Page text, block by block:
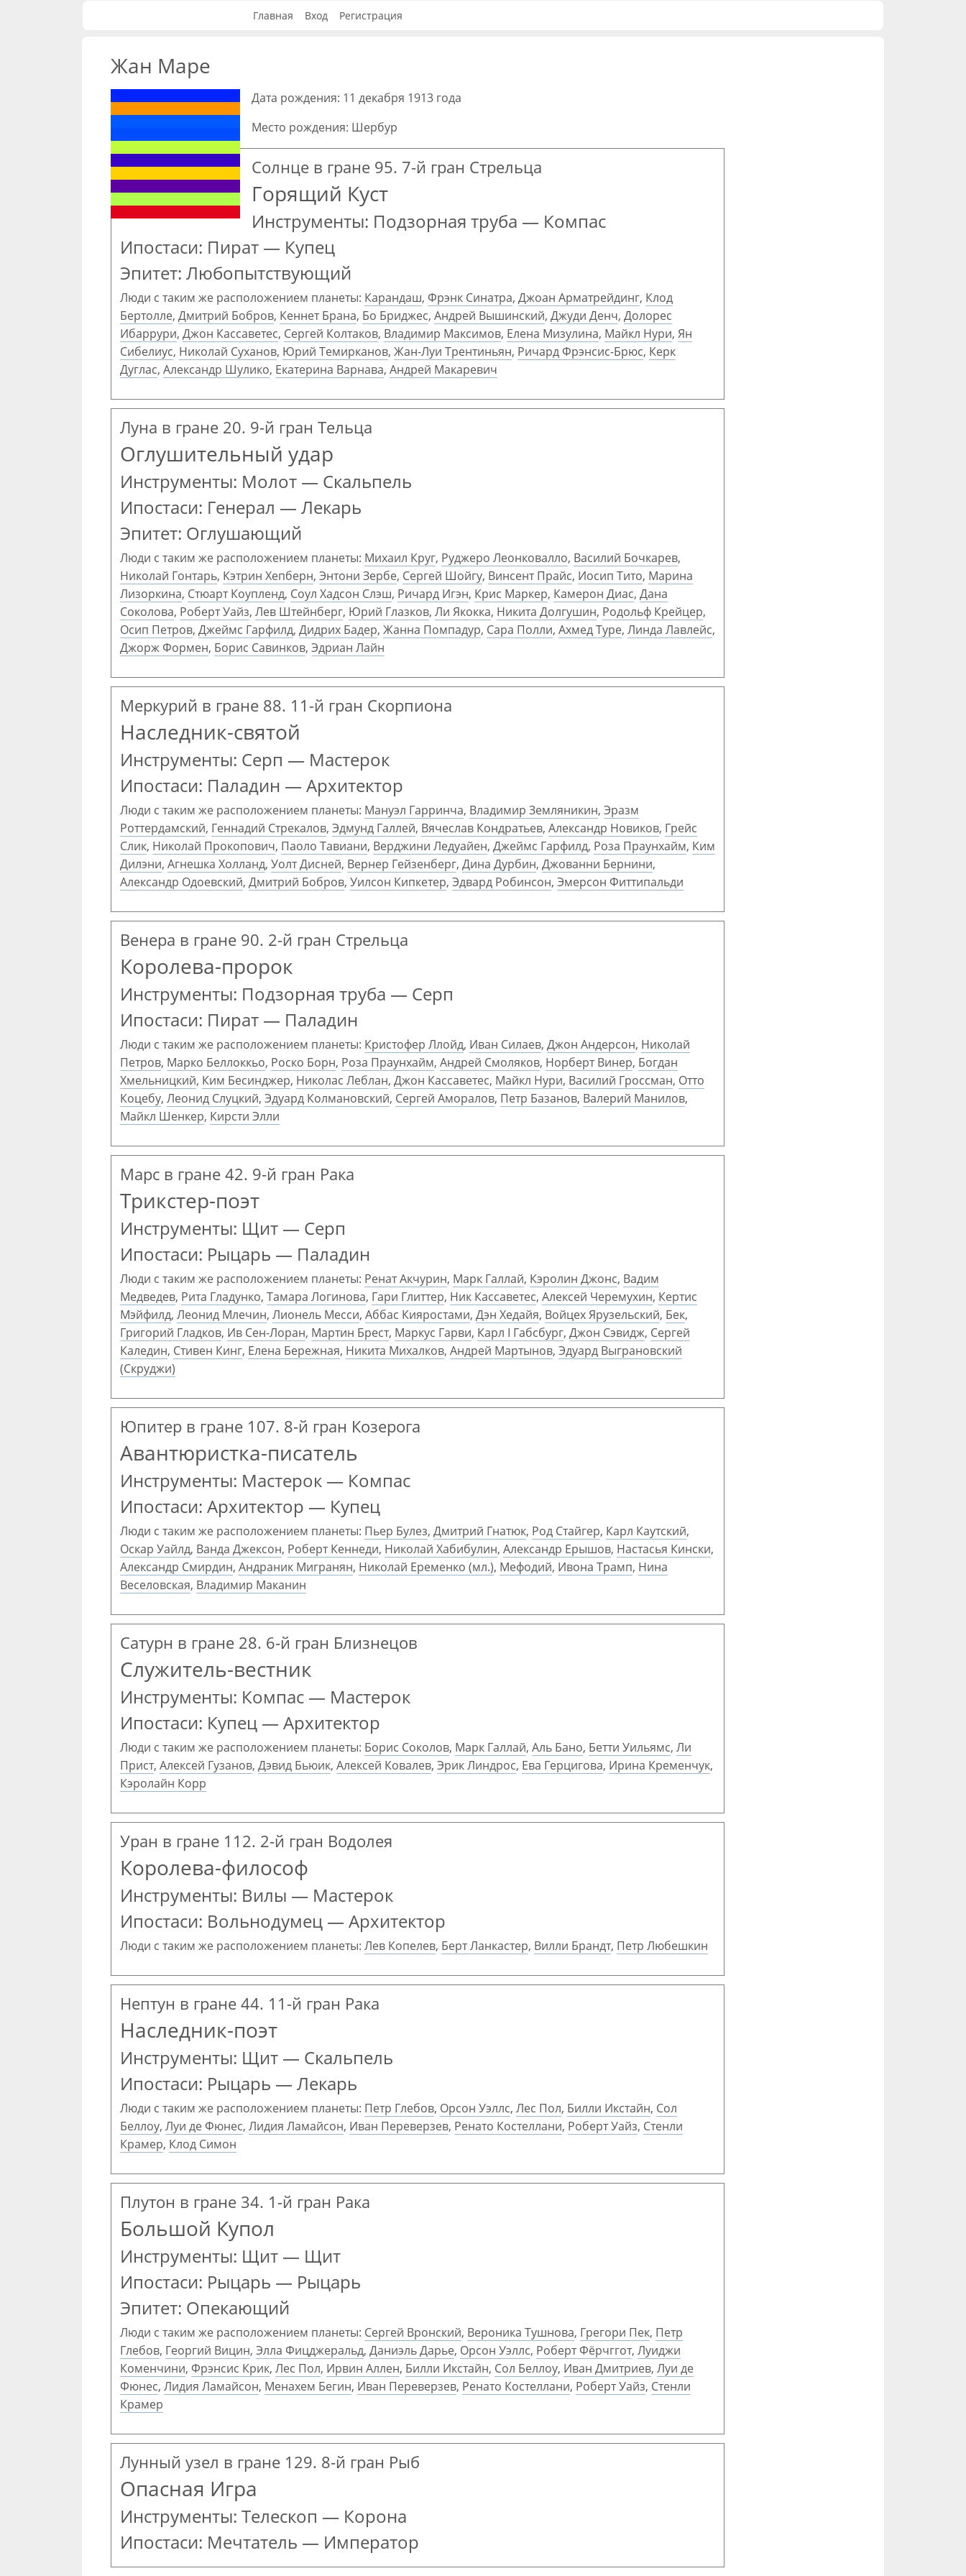
Главная Вход Регистрация
Жан Маре
Дата рождения: 11 декабря 1913 года
Место рождения: Шербур
Солнце в гране 95. 7-й гран Стрельца
Горящий Куст
Инструменты: Подзорная труба — Компас
Ипостаси: Пират — Купец
Эпитет: Любопытствующий
Люди с таким же расположением планеты: Карандаш, Фрэнк Синатра, Джоан Арматрейдинг, Клод
Бертолле, Дмитрий Бобров, Кеннет Брана, Бо Бриджес, Андрей Вышинский, Джуди Денч, Долорес
Ибаррури, Джон Кассаветес, Сергей Колтаков, Владимир Максимов, Елена Мизулина, Майкл Нури, Ян
Сибелиус, Николай Суханов, Юрий Темирканов, Жан-Луи Трентиньян, Ричард Фрэнсис-Брюс, Керк
Дуглас, Александр Шулико, Екатерина Варнава, Андрей Макаревич
Луна в гране 20. 9-й гран Тельца
Оглушительный удар
Инструменты: Молот — Скальпель
Ипостаси: Генерал — Лекарь
Эпитет: Оглушающий
Люди с таким же расположением планеты: Михаил Круг, Руджеро Леонковалло, Василий Бочкарев,
Николай Гонтарь, Кэтрин Хепберн, Энтони Зербе, Сергей Шойгу, Винсент Прайс, Иосип Тито, Марина
Лизоркина, Стюарт Коупленд, Соул Хадсон Слэш, Ричард Игэн, Крис Маркер, Камерон Диас, Дана
Соколова, Роберт Уайз, Лев Штейнберг, Юрий Глазков, Ли Якокка, Никита Долгушин, Родольф Крейцер,
Осип Петров, Джеймс Гарфилд, Дидрих Бадер, Жанна Помпадур, Сара Полли, Ахмед Туре, Линда Лавлейс,
Джорж Формен, Борис Савинков, Эдриан Лайн
Меркурий в гране 88. 11-й гран Скорпиона
Наследник-святой
Инструменты: Серп — Мастерок
Ипостаси: Паладин — Архитектор
Люди с таким же расположением планеты: Мануэл Гарринча, Владимир Земляникин, Эразм
Роттердамский, Геннадий Стрекалов, Эдмунд Галлей, Вячеслав Кондратьев, Александр Новиков, Грейс
Слик, Николай Прокопович, Паоло Тавиани, Верджини Ледуайен, Джеймс Гарфилд, Роза Праунхайм, Ким
Дилэни, Агнешка Холланд, Уолт Дисней, Вернер Гейзенберг, Дина Дурбин, Джованни Бернини,
Александр Одоевский, Дмитрий Бобров, Уилсон Кипкетер, Эдвард Робинсон, Эмерсон Фиттипальди
Венера в гране 90. 2-й гран Стрельца
Королева-пророк
Инструменты: Подзорная труба — Серп
Ипостаси: Пират — Паладин
Люди с таким же расположением планеты: Кристофер Ллойд, Иван Силаев, Джон Андерсон, Николай
Петров, Марко Беллоккьо, Роско Борн, Роза Праунхайм, Андрей Смоляков, Норберт Винер, Богдан
Хмельницкий, Ким Бесинджер, Николас Леблан, Джон Кассаветес, Майкл Нури, Василий Гроссман, Отто
Коцебу, Леонид Слуцкий, Эдуард Колмановский, Сергей Аморалов, Петр Базанов, Валерий Манилов,
Майкл Шенкер, Кирсти Элли
Марс в гране 42. 9-й гран Рака
Трикстер-поэт
Инструменты: Щит — Серп
Ипостаси: Рыцарь — Паладин
Люди с таким же расположением планеты: Ренат Акчурин, Марк Галлай, Кэролин Джонс, Вадим
Медведев, Рита Гладунко, Тамара Логинова, Гари Глиттер, Ник Кассаветес, Алексей Черемухин, Кертис
Мэйфилд, Леонид Млечин, Лионель Месси, Аббас Кияростами, Дэн Хедайя, Войцех Ярузельский, Бек,
Григорий Гладков, Ив Сен-Лоран, Мартин Брест, Маркус Гарви, Карл I Габсбург, Джон Сэвидж, Сергей
Каледин, Стивен Кинг, Елена Бережная, Никита Михалков, Андрей Мартынов, Эдуард Выграновский
(Скруджи)
Юпитер в гране 107. 8-й гран Козерога
Авантюристка-писатель
Инструменты: Мастерок — Компас
Ипостаси: Архитектор — Купец
Люди с таким же расположением планеты: Пьер Булез, Дмитрий Гнатюк, Род Стайгер, Карл Каутский,
Оскар Уайлд, Ванда Джексон, Роберт Кеннеди, Николай Хабибулин, Александр Ерышов, Настасья Кински,
Александр Смирдин, Андраник Мигранян, Николай Еременко (мл.), Мефодий, Ивона Трамп, Нина
Веселовская, Владимир Маканин
Сатурн в гране 28. 6-й гран Близнецов
Служитель-вестник
Инструменты: Компас — Мастерок
Ипостаси: Купец — Архитектор
Люди с таким же расположением планеты: Борис Соколов, Марк Галлай, Аль Бано, Бетти Уильямс, Ли
Прист, Алексей Гузанов, Дэвид Бьюик, Алексей Ковалев, Эрик Линдрос, Ева Герцигова, Ирина Кременчук,
Кэролайн Корр
Уран в гране 112. 2-й гран Водолея
Королева-философ
Инструменты: Вилы — Мастерок
Ипостаси: Вольнодумец — Архитектор
Люди с таким же расположением планеты: Лев Копелев, Берт Ланкастер, Вилли Брандт, Петр Любешкин
Нептун в гране 44. 11-й гран Рака
Наследник-поэт
Инструменты: Щит — Скальпель
Ипостаси: Рыцарь — Лекарь
Люди с таким же расположением планеты: Петр Глебов, Орсон Уэллс, Лес Пол, Билли Икстайн, Сол
Беллоу, Луи де Фюнес, Лидия Ламайсон, Иван Переверзев, Ренато Костеллани, Роберт Уайз, Стенли
Крамер, Клод Симон
Плутон в гране 34. 1-й гран Рака
Большой Купол
Инструменты: Щит — Щит
Ипостаси: Рыцарь — Рыцарь
Эпитет: Опекающий
Люди с таким же расположением планеты: Сергей Вронский, Вероника Тушнова, Грегори Пек, Петр
Глебов, Георгий Вицин, Элла Фицджеральд, Даниэль Дарье, Орсон Уэллс, Роберт Фёрчггот, Луиджи
Коменчини, Фрэнсис Крик, Лес Пол, Ирвин Аллен, Билли Икстайн, Сол Беллоу, Иван Дмитриев, Луи де
Фюнес, Лидия Ламайсон, Менахем Бегин, Иван Переверзев, Ренато Костеллани, Роберт Уайз, Стенли
Крамер
Лунный узел в гране 129. 8-й гран Рыб
Опасная Игра
Инструменты: Телескоп — Корона
Ипостаси: Мечтатель — Император